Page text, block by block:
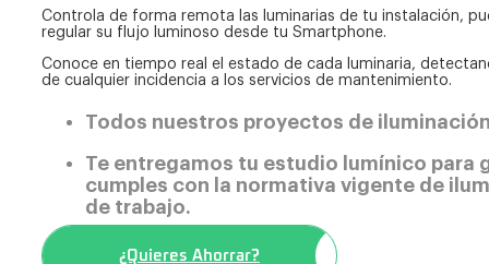
Controla de forma remota las luminarias de tu instalación,
regular su flujo luminoso desde tu Smartphone.
Conoce en tiempo real el estado de cada luminaria,
de cualquier incidencia a los servicios de mantenimiento.
Todos nuestros proyectos de
Te entregamos tu estudio lumínico para
cumples con la normativa vigente de
de trabajo.
¿Quieres Ahorrar?